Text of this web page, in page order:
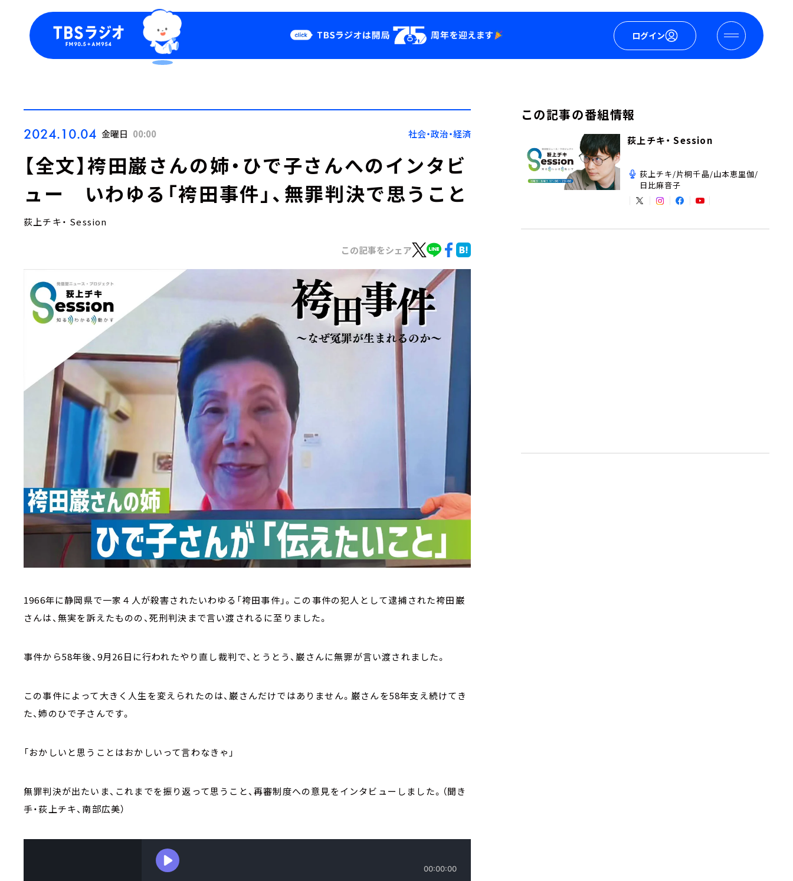
ログイン
Podcast
YouTube
会社情報
2024.10.04 金曜日 00:00 社会・政治・経済
【全文】袴田巌さんの姉・ひで子さんへのインタビ
ュー いわゆる「袴田事件」、無罪判決で思うこと
荻上チキ・ Session
この記事をシェア
1966年に静岡県で一家４人が殺害されたいわゆる「袴田事件」。この事件の犯人として逮捕された袴田巌
さんは、無実を訴えたものの、死刑判決まで言い渡されるに至りました。
事件から58年後、9月26日に行われたやり直し裁判で、とうとう、巌さんに無罪が言い渡されました。
この事件によって大きく人生を変えられたのは、巌さんだけではありません。巌さんを58年支え続けてき
た、姉のひで子さんです。
「おかしいと思うことはおかしいって言わなきゃ」
無罪判決が出たいま、これまでを振り返って思うこと、再審制度への意見をインタビューしました。（聞き
手・荻上チキ、南部広美）
この記事の番組情報
荻上チキ・ Session
荻上チキ/片桐千晶/山本恵里伽/
日比麻音子